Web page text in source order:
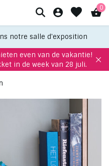
0
notre salle d'exposition
even van de vakantie!
in de week van 28 juli.